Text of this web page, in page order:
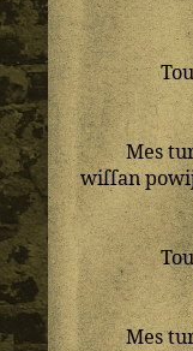
Tou
Mes
wiſſan
Mes